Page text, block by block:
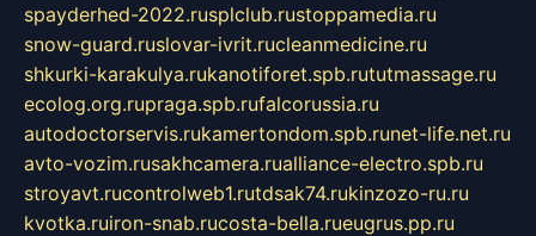
spayderhed-2022.rusplclub.rustoppamedia.ru
snow-guard.ruslovar-ivrit.rucleanmedicine.ru
shkurki-karakulya.rukanotiforet.spb.rututmassage.ru
ecolog.org.rupraga.spb.rufalcorussia.ru
autodoctorservis.rukamertondom.spb.runet-life.net.ru
avto-vozim.rusakhcamera.rualliance-electro.spb.ru
stroyavt.rucontrolweb1.rutdsak74.rukinzozo-ru.ru
kvotka.ruiron-snab.rucosta-bella.rueugrus.pp.ru